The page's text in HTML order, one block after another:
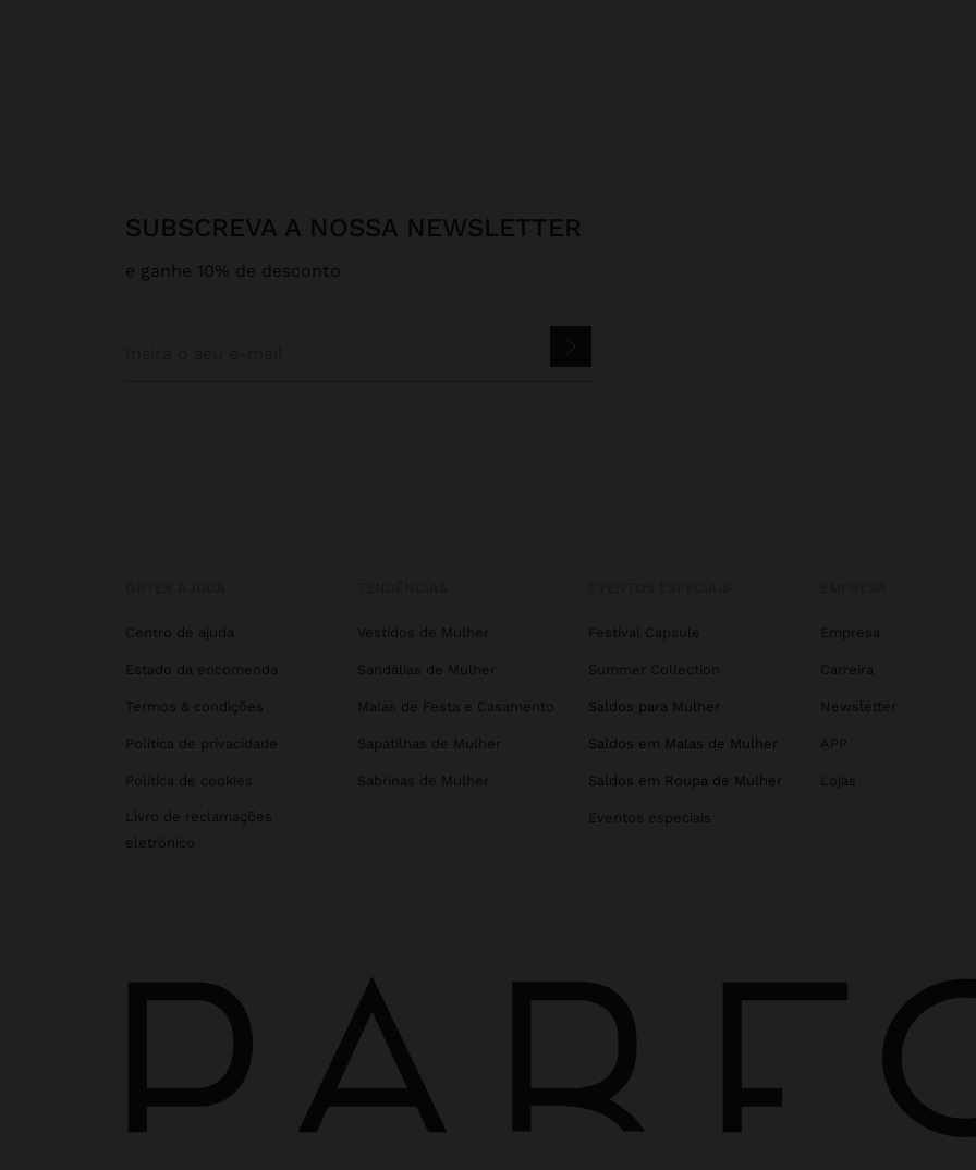
SUBSCREVA A NOSSA NEWSLETTER
e ganhe 10% de desconto
Centro de ajuda
Estado da encomenda
Termos & condições
Política de privacidade
Política de cookies
Livro de reclamações
eletrónico
Vestidos de Mulher
Sandálias de Mulher
Malas de Festa e Casamento
Sapatilhas de Mulher
Sabrinas de Mulher
Festival Capsule
Summer Collection
Saldos para Mulher
Saldos em Malas de Mulher
Saldos em Roupa de Mulher
Eventos especiais
Empresa
Carreira
Newsletter
APP
Lojas